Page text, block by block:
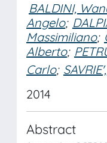
BALDINI,
Angelo;
Massimiliano;
Alberto;
Carlo;
2014
Abstract